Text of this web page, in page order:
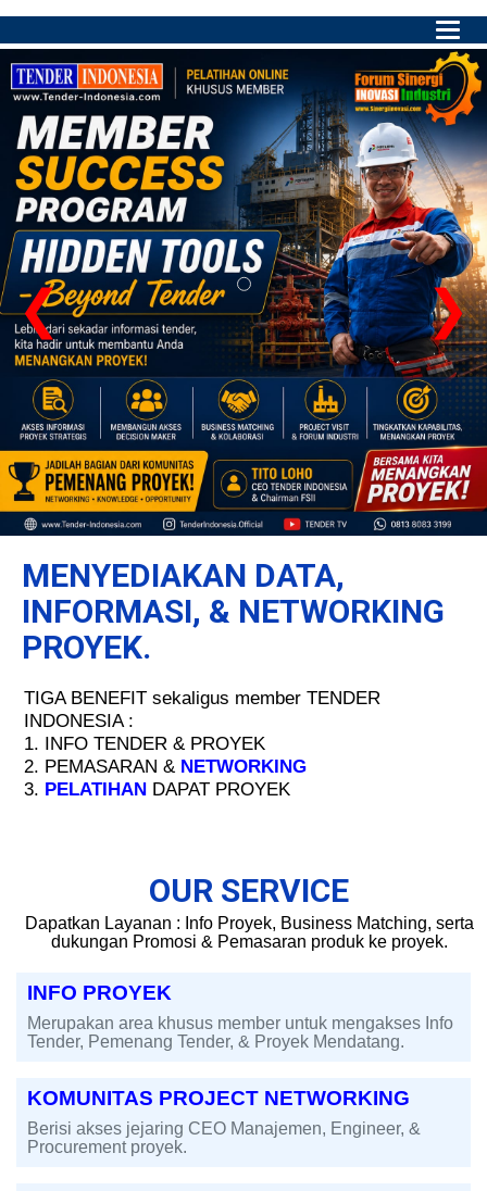
Main
Menu
❮ ❯
MENYEDIAKAN DATA,
INFORMASI, & NETWORKING
PROYEK.
TIGA BENEFIT sekaligus member TENDER
INDONESIA :
1. INFO TENDER & PROYEK
2. PEMASARAN & NETWORKING
3. PELATIHAN DAPAT PROYEK
OUR SERVICE
Dapatkan Layanan : Info Proyek, Business Matching, serta
dukungan Promosi & Pemasaran produk ke proyek.
INFO PROYEK
Merupakan area khusus member untuk mengakses Info
Tender, Pemenang Tender, & Proyek Mendatang.
KOMUNITAS PROJECT NETWORKING
Berisi akses jejaring CEO Manajemen, Engineer, &
Procurement proyek.